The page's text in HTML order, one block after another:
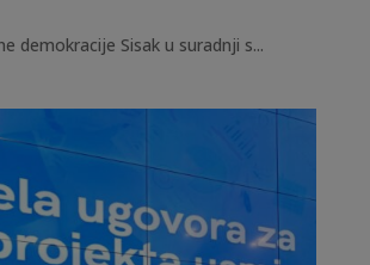
demokracije Sisak u suradnji s...